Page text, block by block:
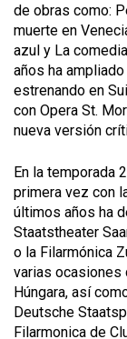
de obras como:
muerte en
azul y La
años ha
estrenando en
con Opera St.
nueva versión
En la temporada
primera vez con
últimos años ha
Staatstheater
o la Filarmónica
varias ocasiones
Húngara, así
Deutsche
Filarmonica de